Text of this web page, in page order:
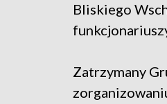
Bliskiego
Zatrzymany